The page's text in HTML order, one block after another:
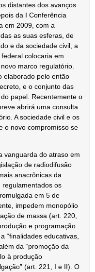
distantes dos avanços
da I Conferência
em 2009, com a
as suas esferas, de
e da sociedade civil, a
colocaria em
marco regulatório.
elaborado pelo então
e o conjunto das
papel. Recentemente o
abrirá uma consulta
A sociedade civil e os
o novo compromisso se
vanguarda do atraso em
de radiodifusão
anacrônicas da
regulamentados os
em 5 de
impedem monopólio
de massa (art. 220,
e programação
“finalidades educativas,
da “promoção da
à produção
(art. 221, I e II). O